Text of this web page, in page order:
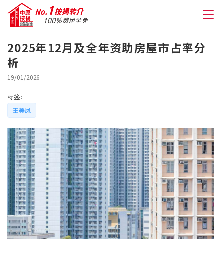
关于我们
人才房贷・开户优惠
免费房贷转介服务
免费开户转介服务
私人贷款
优惠礼遇
新盘优越按揭优惠
2025年12月及全年资助房屋市占率分
析
19/01/2026
标签：
王美凤